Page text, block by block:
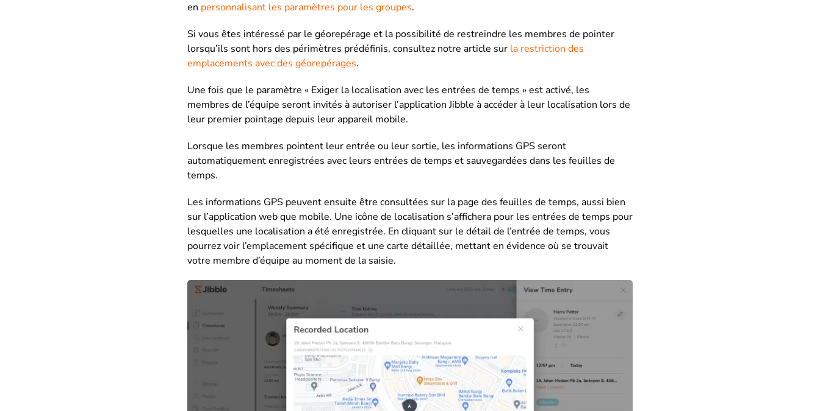
en personnalisant les paramètres pour les groupes.
Si vous êtes intéressé par le géorepérage et la possibilité de restreindre les membres de pointer
lorsqu’ils sont hors des périmètres prédéfinis, consultez notre article sur la restriction des
emplacements avec des géorepérages.
Une fois que le paramètre « Exiger la localisation avec les entrées de temps » est activé, les
membres de l’équipe seront invités à autoriser l’application Jibble à accéder à leur localisation lors de
leur premier pointage depuis leur appareil mobile.
Lorsque les membres pointent leur entrée ou leur sortie, les informations GPS seront
automatiquement enregistrées avec leurs entrées de temps et sauvegardées dans les feuilles de
temps.
Les informations GPS peuvent ensuite être consultées sur la page des feuilles de temps, aussi bien
sur l’application web que mobile. Une icône de localisation s’affichera pour les entrées de temps pour
lesquelles une localisation a été enregistrée. En cliquant sur le détail de l’entrée de temps, vous
pourrez voir l’emplacement spécifique et une carte détaillée, mettant en évidence où se trouvait
votre membre d’équipe au moment de la saisie.